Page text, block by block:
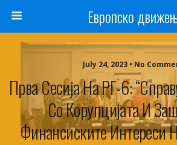
Европско
July 24, 2023 • No
Прва Сесија На РГ-6:
Со Корупцијата И
Финансиските Интереси